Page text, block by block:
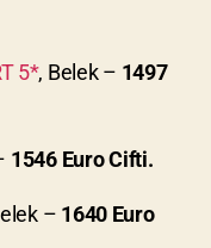
5*, Belek – 1497
1546 Euro Cifti.
– 1640 Euro